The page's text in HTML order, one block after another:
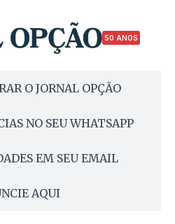
50 ANOS
O JORNAL OPÇÃO
NO SEU WHATSAPP
EM SEU EMAIL
AQUI